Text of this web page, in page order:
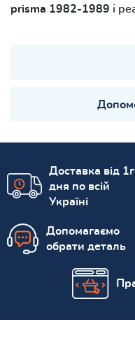
prisma 1982-1989 і
Доставка від
дня по всій
Україні
Допомагаємо
обрати деталь